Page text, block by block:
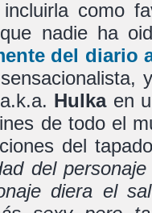
incluirla como
nadie ha
del diario
a.k.a. Hulkaen
de todo el
del
del
diera el